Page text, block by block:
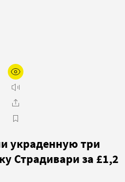
украденную три
Страдивари за £1,2